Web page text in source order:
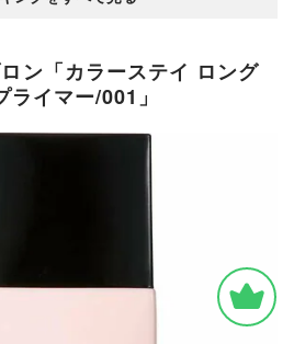
ロン「カラーステイ ロング
イマー/001」